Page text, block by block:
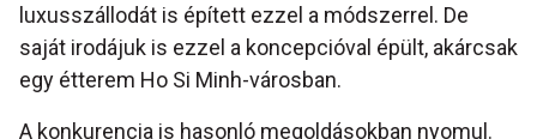
luxusszállodát is épített ezzel a módszerrel. De
saját irodájuk is ezzel a koncepcióval épült, akárcsak
egy étterem Ho Si Minh-városban.
A konkurencia is hasonló megoldásokban nyomul.